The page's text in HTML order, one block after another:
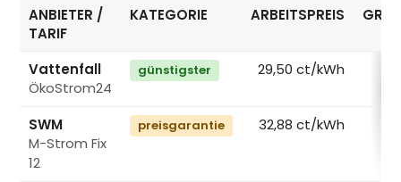
ANBIETER /
TARIF
KATEGORIE ARBEITSPREIS
Vattenfall
ÖkoStrom24
günstigster
29,50 ct/kWh
SWM
M-Strom Fix
12
preisgarantie
32,88 ct/kWh